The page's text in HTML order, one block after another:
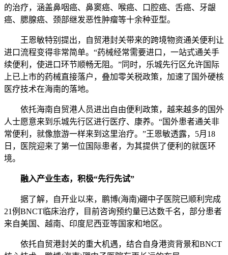
的治疗，涵盖鼻咽癌、鼻窦癌、喉癌、口腔癌、舌癌、牙龈
癌、腮腺癌、颈部继发恶性肿瘤等十余种亚型。
王恩敏特别提出，自贸港封关带来的跨境物资通关便利让
进口流程变得非常简单。“药械经常需要进口，一站式通关手
续便利，使进口环节顺畅无阻。”同时，乐城先行区允许国际
上已上市的药械直接落户，叠加零关税政策，加速了国外硬核
医疗技术在海南的落地。
依托海南自贸港人员进出自由便利政策，越来越多的国外
人士愿意来到乐城先行区进行医疗、康养。“国外患者通关非
常便利，就像旅游一样来到这里治疗。”王恩敏透露，5月18
日，医院迎来了第一位国际患者，为其提供了便利的就医环
境。
融入产业生态，积极“先行先试”
据了解，自开业以来，鹏博(海南)硼中子医院已顺利完成
21例BNCT临床治疗，目前咨询预约量已达数千名，部分患者
来自美国、越南、印度尼西亚等国家和地区。
依托自贸港封关的重大机遇，结合自身港资背景和BNCT